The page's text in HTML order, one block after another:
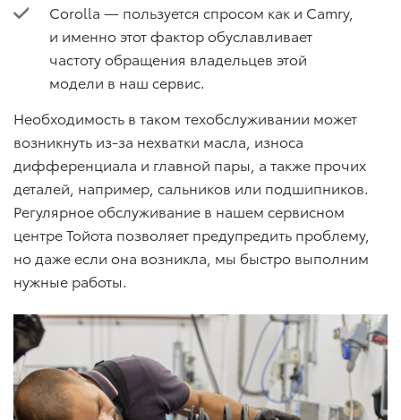
Corolla — пользуется спросом как и Camry,
и именно этот фактор обуславливает
частоту обращения владельцев этой
модели в наш сервис.
Необходимость в таком техобслуживании может
возникнуть из-за нехватки масла, износа
дифференциала и главной пары, а также прочих
деталей, например, сальников или подшипников.
Регулярное обслуживание в нашем сервисном
центре Тойота позволяет предупредить проблему,
но даже если она возникла, мы быстро выполним
нужные работы.